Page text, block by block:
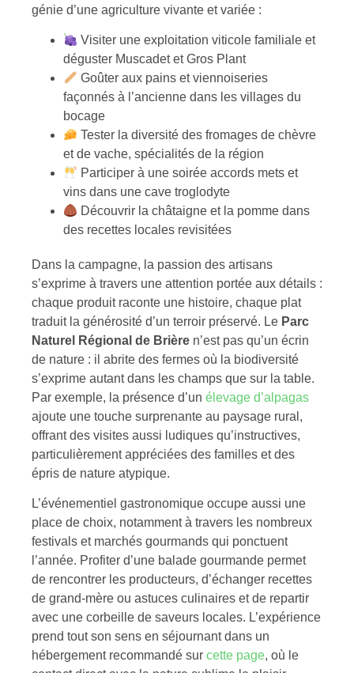
génie d’une agriculture vivante et variée :
Visiter une exploitation viticole familiale et
déguster Muscadet et Gros Plant
Goûter aux pains et viennoiseries
façonnés à l’ancienne dans les villages du
bocage
Tester la diversité des fromages de chèvre
et de vache, spécialités de la région
Participer à une soirée accords mets et
vins dans une cave troglodyte
Découvrir la châtaigne et la pomme dans
des recettes locales revisitées
Dans la campagne, la passion des artisans
s’exprime à travers une attention portée aux détails :
chaque produit raconte une histoire, chaque plat
traduit la générosité d’un terroir préservé. Le Parc
Naturel Régional de Brière n’est pas qu’un écrin
de nature : il abrite des fermes où la biodiversité
s’exprime autant dans les champs que sur la table.
Par exemple, la présence d’un élevage d’alpagas
ajoute une touche surprenante au paysage rural,
offrant des visites aussi ludiques qu’instructives,
particulièrement appréciées des familles et des
épris de nature atypique.
L’événementiel gastronomique occupe aussi une
place de choix, notamment à travers les nombreux
festivals et marchés gourmands qui ponctuent
l’année. Profiter d’une balade gourmande permet
de rencontrer les producteurs, d’échanger recettes
de grand-mère ou astuces culinaires et de repartir
avec une corbeille de saveurs locales. L’expérience
prend tout son sens en séjournant dans un
hébergement recommandé sur cette page, où le